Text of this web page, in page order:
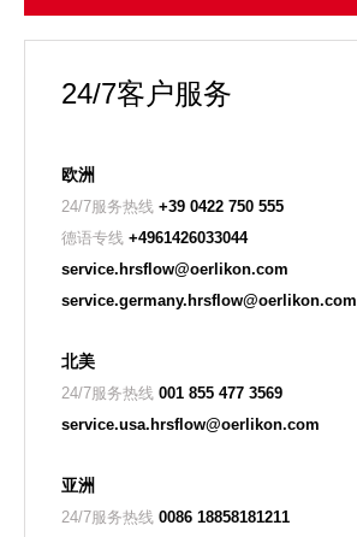
24/7客户服务
欧洲
24/7服务热线 +39 0422 750 555
德语专线 +4961426033044
service.hrsflow@oerlikon.com
service.germany.hrsflow@oerlikon.com
北美
24/7服务热线 001 855 477 3569
service.usa.hrsflow@oerlikon.com
亚洲
24/7服务热线 0086 18858181211